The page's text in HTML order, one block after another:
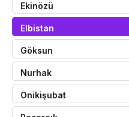
Ekinözü
Elbistan
Göksun
Nurhak
Onikişubat